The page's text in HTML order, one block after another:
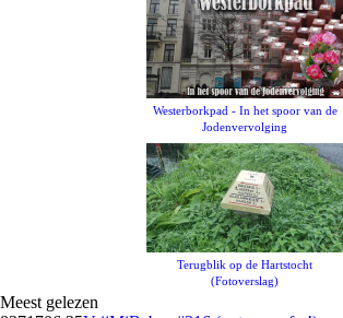
Westerborkpad - In het spoor van de
Jodenvervolging
Terugblik op de Hartstocht
(Fotoverslag)
Meest gelezen